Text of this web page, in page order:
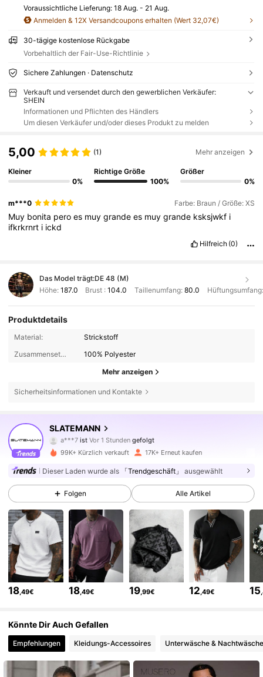
Voraussichtliche Lieferung: 18 Aug. - 21 Aug.
Anmelden & 12X Versandcoupons erhalten (Wert 32,07€)
30-tägige kostenlose Rückgabe
Vorbehaltlich der Fair-Use-Richtlinie
Sichere Zahlungen · Datenschutz
Verkauft und versendet durch den gewerblichen Verkäufer:
SHEIN
Informationen und Pflichten des Händlers
Um diesen Verkäufer und/oder dieses Produkt zu melden
5,00 (1) Mehr anzeigen
Kleiner
0%
Richtige Größe
100%
Größer
0%
m***0 Farbe: Braun / Größe: XS
Muy bonita peroes muygrandees muygrande ksksjwkf i
ifkrkrnrt i ickd
Hilfreich (0)
Das Model trägt:DE 48 (M)
Höhe: 187.0 Brust :104.0 Taillenumfang: 80.0
Produktdetails
Material:
Strickstoff
Zusammensetzung:
100% Polyester
Mehr anzeigen
Sicherheitsinformationen und Kontakte
SLATEMANN
25K Follower
a***7istVor 1 Stunden
v***8 ist am Durchsuchen
4,68
25K Follower
4,68 25K Follower
4,68 25K Follower
4,68 25K Follower
4,68 25K Follower
99K+ Kürzlich verkauft 17K+ Erneut kaufen
Dieser Laden wurde als 「Trendgeschäft」 ausgewählt
Folgen Alle Artikel
18,49€ 18,49€ 19,99€ 12,49€ 15
Könnte Dir Auch Gefallen
Empfehlungen Kleidungs-Accessoires Unterwäsche & Nachtwäsche